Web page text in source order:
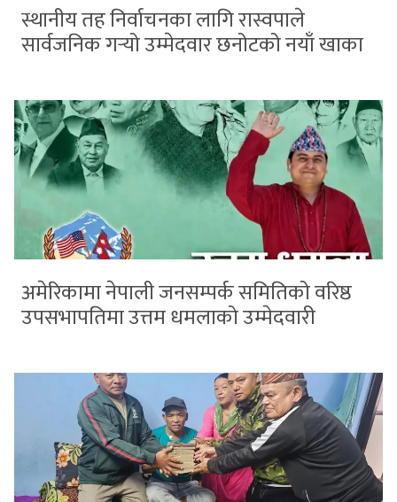
स्थानीय तह निर्वाचनका लागि रास्वपाले
सार्वजनिक गर्‍यो उम्मेदवार छनोटको नयाँ खाका
अमेरिकामा नेपाली जनसम्पर्क समितिको वरिष्ठ
उपसभापतिमा उत्तम धमलाको उम्मेदवारी